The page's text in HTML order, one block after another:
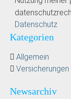
Datenschutz
Kategorien
Allgemein
Versicherungen
Newsarchiv